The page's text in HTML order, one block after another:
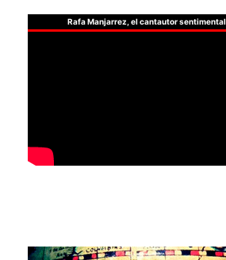
Rafa Manjarrez, el cantautor sentimental